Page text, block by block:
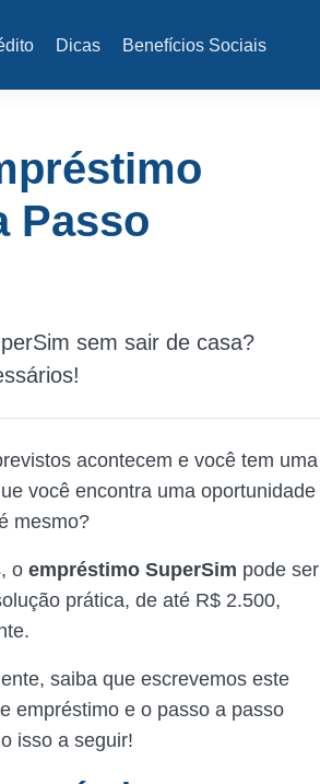
Dicas Benefícios Sociais
Passo
sem sair de casa?
acontecem e você tem uma
você encontra uma oportunidade
mesmo?
o empréstimo SuperSim pode ser
prática, de até R$ 2.500,
saiba que escrevemos este
empréstimo e o passo a passo
isso a seguir!